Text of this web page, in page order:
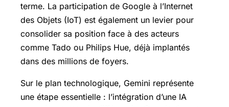
terme. La participation de Google à l’Internet
des Objets (IoT) est également un levier pour
consolider sa position face à des acteurs
comme Tado ou Philips Hue, déjà implantés
dans des millions de foyers.
Sur le plan technologique, Gemini représente
une étape essentielle : l’intégration d’une IA